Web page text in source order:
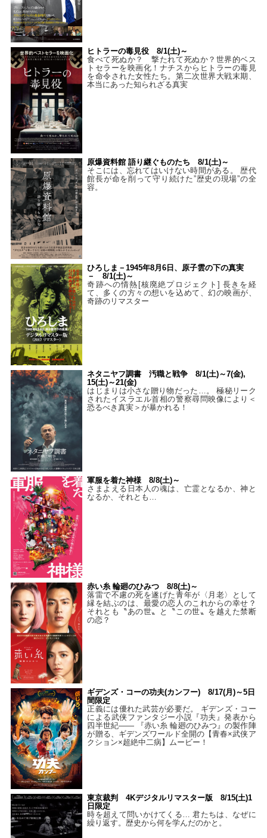
ヒトラーの毒見役 8/1(土)～
食べて死ぬか？ 撃たれて死ぬか？世界的ベス
トセラーを映画化！ナチスからヒトラーの毒見
を命令された女性たち。第二次世界大戦末期、
本当にあった知られざる真実
原爆資料館 語り継ぐものたち 8/1(土)～
そこには、忘れてはいけない時間がある。 歴代
館長が命を削って守り続けた”歴史の現場”の全
容。
ひろしま－1945年8月6日、原子雲の下の真実
－ 8/1(土)～
奇跡への情熱[核廃絶プロジェクト] 長きを経
て、多くの方々の想いを込めて、幻の映画が、
奇跡のリマスター
ネタニヤフ調書 汚職と戦争 8/1(土)～7(金),
15(土)～21(金)
はじまりは小さな贈り物だった…。 極秘リーク
されたイスラエル首相の警察尋問映像により＜
恐るべき真実＞が暴かれる！
軍服を着た神様 8/8(土)～
さまよえる日本人の魂は、亡霊となるか、神と
なるか、それとも…
赤い糸 輪廻のひみつ 8/8(土)～
落雷で不慮の死を遂げた青年が〈月老〉として
縁を結ぶのは、最愛の恋人のこれからの幸せ？
それとも〝あの世〟と〝この世〟を越えた禁断
の恋？
ギデンズ・コーの功夫(カンフー) 8/17(月)～5日
間限定
正義には優れた武芸が必要だ。 ギデンズ・コー
による武侠ファンタジー小説『功夫』発表から
四半世紀―― 『赤い糸 輪廻のひみつ』の製作陣
が贈る、ギデンズワールド全開の【青春×武侠ア
クション×超絶中二病】ムービー！
東京裁判 4Kデジタルリマスター版 8/15(土)1
日限定
時を超えて問いかけてくる… 君たちは、なぜに
繰り返す。歴史から何を学んだのかと。